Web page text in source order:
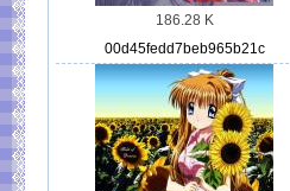
186.28 K
00d45fedd7beb965b21c